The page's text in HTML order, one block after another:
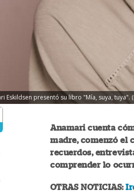
Eskildsen presentó su libro "Mía, suya, tuya".
Anamari cuenta
madre, comenzó el
recuerdos,
comprender lo
OTRAS NOTICIAS: